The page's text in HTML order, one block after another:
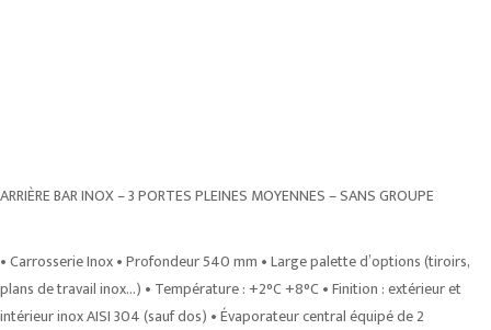
ARRIÈRE BAR INOX – 3 PORTES PLEINES MOYENNES – SANS GROUPE
• Carrosserie Inox • Profondeur 540 mm • Large palette d’options (tiroirs,
plans de travail inox…) • Température : +2°C +8°C • Finition : extérieur et
intérieur inox AISI 304 (sauf dos) • Évaporateur central équipé de 2